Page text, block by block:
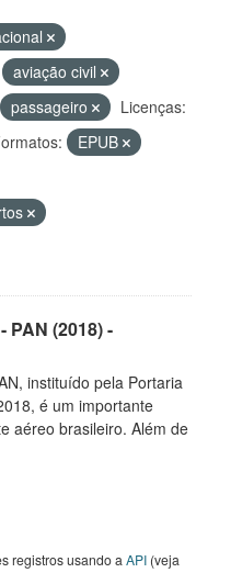
aviação civil
passageiro
Licenças:
EPUB
(2018) -
instituído pela Portaria
é um importante
aéreo brasileiro. Além de
registros usando a API (veja